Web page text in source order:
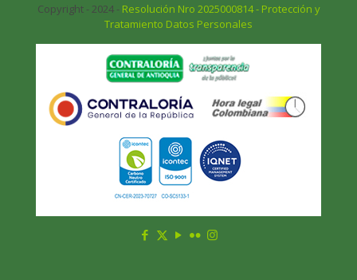
Copyright - 2024 - Resolución Nro 2025000814 - Protección y
Tratamiento Datos Personales